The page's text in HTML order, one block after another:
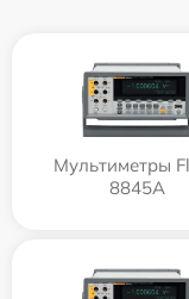
Мультиметры
8845A